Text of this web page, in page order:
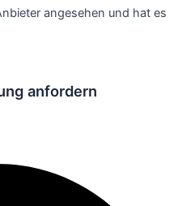
angesehen und hat es
anfordern